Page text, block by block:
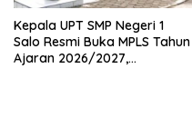
Kepala UPT SMP Negeri 1
Salo Resmi Buka MPLS Tahun
Ajaran 2026/2027,